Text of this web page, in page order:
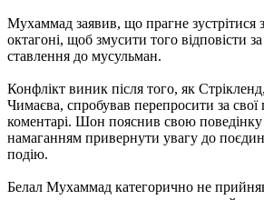
Мухаммад заявив, що прагне зустрітися
октагоні, щоб змусити того відповісти
ставлення до мусульман.
Конфлікт виник після того, як
Чимаєва, спробував перепросити за свої
коментарі. Шон пояснив свою
намаганням привернути увагу до
подію.
Белал Мухаммад категорично не